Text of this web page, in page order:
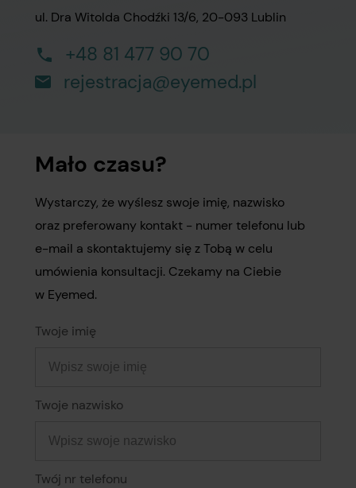
ul. Dra Witolda Chodźki 13/6, 20-093 Lublin
+48 81 477 90 70
rejestracja@eyemed.pl
Mało czasu?
Wystarczy, że wyślesz swoje imię, nazwisko
oraz preferowany kontakt - numer telefonu lub
e-mail a skontaktujemy się z Tobą w celu
umówienia konsultacji. Czekamy na Ciebie
w Eyemed.
Twoje imię
Twoje nazwisko
Twój nr telefonu